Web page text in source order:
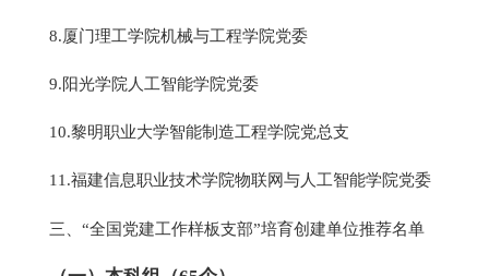
8.厦门理工学院机械与工程学院党委
9.阳光学院人工智能学院党委
10.黎明职业大学智能制造工程学院党总支
11.福建信息职业技术学院物联网与人工智能学院党委
三、“全国党建工作样板支部”培育创建单位推荐名单